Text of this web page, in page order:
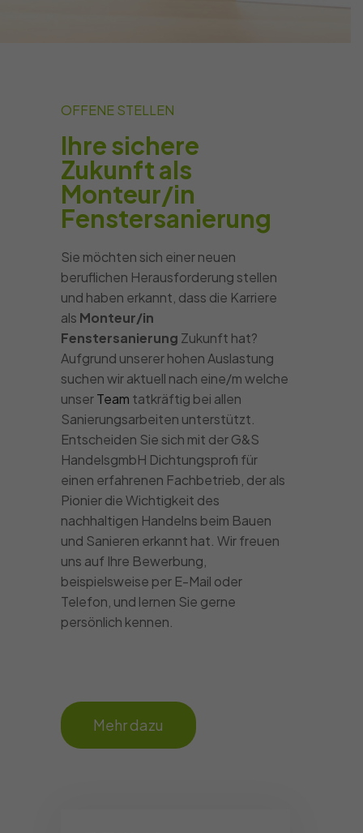
OFFENE STELLEN
Ihre sichere
Zukunft als
Monteur/in
Fenstersanierung
Sie möchten sich einer neuen
beruflichen Herausforderung stellen
und haben erkannt, dass die Karriere
als Monteur/in
Fenstersanierung Zukunft hat?
Aufgrund unserer hohen Auslastung
suchen wir aktuell nach eine/m welche
unserTeam tatkräftig bei allen
Sanierungsarbeiten unterstützt.
Entscheiden Sie sich mit der G&S
HandelsgmbH Dichtungsprofi für
einen erfahrenen Fachbetrieb, der als
Pionier die Wichtigkeit des
nachhaltigen Handelns beim Bauen
und Sanieren erkannt hat. Wir freuen
uns auf Ihre Bewerbung,
beispielsweise per E-Mail oder
Telefon, und lernen Sie gerne
persönlich kennen.
Mehr dazu